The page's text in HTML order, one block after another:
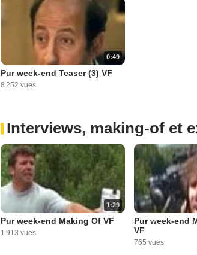
0:49
Pur week-end Teaser (3) VF
8 252 vues
Interviews, making-of et
1:29
Pur week-end Making Of VF
1 913 vues
Pur week-end
VF
765 vues